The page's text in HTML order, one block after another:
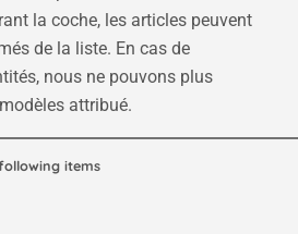
la coche, les articles peuvent
de la liste. En cas de
nous ne pouvons plus
attribué.
items